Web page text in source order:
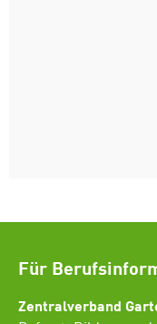
Für
Zentralverband